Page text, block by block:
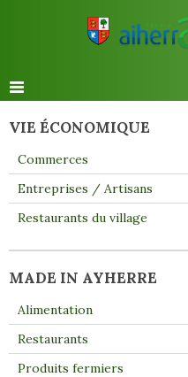
VIE ÉCONOMIQUE
Commerces
Entreprises / Artisans
Restaurants du village
MADE IN AYHERRE
Alimentation
Restaurants
Produits fermiers